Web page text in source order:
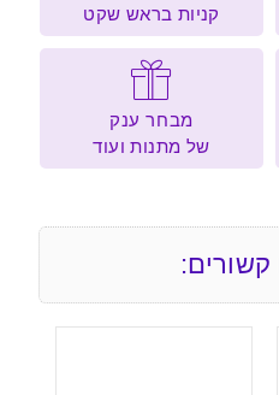
קניות בראש שקט
מבחר ענק
של מתנות ועוד
קשורים: